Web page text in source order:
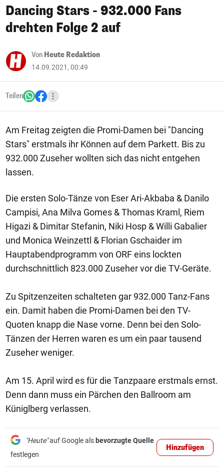
Dancing Stars - 932.000 Fans
drehten Folge 2 auf
Von Heute Redaktion
14.09.2021, 00:49
Teilen
Am Freitag zeigten die Promi-Damen bei "Dancing
Stars" erstmals ihr Können auf dem Parkett. Bis zu
932.000 Zuseher wollten sich das nicht entgehen
lassen.
Die ersten Solo-Tänze von Eser Ari-Akbaba & Danilo
Campisi, Ana Milva Gomes & Thomas Kraml, Riem
Higazi & Dimitar Stefanin, Niki Hosp & Willi Gabalier
und Monica Weinzettl & Florian Gschaider im
Hauptabendprogramm von ORF eins lockten
durchschnittlich 823.000 Zuseher vor die TV-Geräte.
Zu Spitzenzeiten schalteten gar 932.000 Tanz-Fans
ein. Damit haben die Promi-Damen bei den TV-
Quoten knapp die Nase vorne. Denn bei den Solo-
Tänzen der Herren waren es um ein paar tausend
Zuseher weniger.
Am 15. April wird es für die Tanzpaare erstmals ernst.
Denn dann muss ein Pärchen den Ballroom am
Küniglberg verlassen.
"Heute"auf Google als bevorzugte Quelle
festlegen
Hinzufügen
1/10